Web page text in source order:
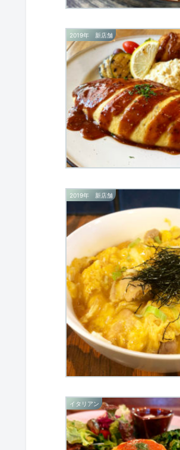
2019年 新店舗
2019年 新店舗
イタリアン